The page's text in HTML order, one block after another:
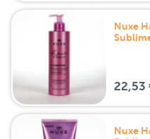
Nuxe
22,53
Nuxe